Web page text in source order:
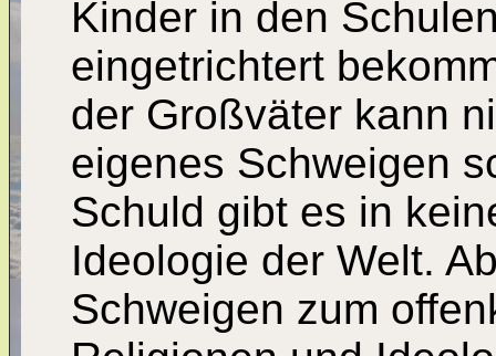
Kinder in den
eingetrichtert
der Großväter kann
eigenes Schweigen
Schuld gibt es in
Ideologie der Welt.
Schweigen zum